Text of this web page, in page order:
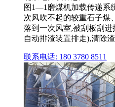
图1―1磨煤机加载传递系
次风吹不起的较重石子煤
落到一次风室,被刮板刮
自动排渣装置排走),清除
联系电话: 180 3780 8511